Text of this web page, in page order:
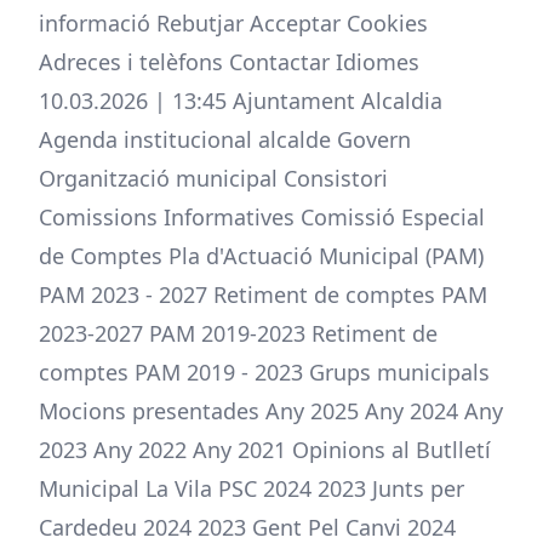
informació Rebutjar Acceptar Cookies
Adreces i telèfons Contactar Idiomes
10.03.2026 | 13:45 Ajuntament Alcaldia
Agenda institucional alcalde Govern
Organització municipal Consistori
Comissions Informatives Comissió Especial
de Comptes Pla d'Actuació Municipal (PAM)
PAM 2023 - 2027 Retiment de comptes PAM
2023-2027 PAM 2019-2023 Retiment de
comptes PAM 2019 - 2023 Grups municipals
Mocions presentades Any 2025 Any 2024 Any
2023 Any 2022 Any 2021 Opinions al Butlletí
Municipal La Vila PSC 2024 2023 Junts per
Cardedeu 2024 2023 Gent Pel Canvi 2024